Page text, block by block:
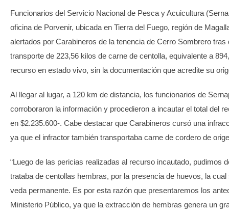
Funcionarios del Servicio Nacional de Pesca y Acuicultura
oficina de Porvenir, ubicada en Tierra del Fuego, región de
alertados por Carabineros de la tenencia de Cerro Sombrero tras
transporte de 223,56 kilos de carne de centolla, equivalente a
recurso en estado vivo, sin la documentación que acredite su
Al llegar al lugar, a 120 km de distancia, los funcionarios de
corroboraron la información y procedieron a incautar el total del
en $2.235.600-. Cabe destacar que Carabineros cursó una
ya que el infractor también transportaba carne de cordero de
“Luego de las pericias realizadas al recurso incautado, pudimos
trataba de centollas hembras, por la presencia de huevos, la
veda permanente. Es por esta razón que presentaremos los
Ministerio Público, ya que la extracción de hembras genera un